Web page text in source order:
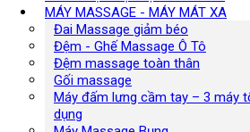
MÁY MASSAGE - MÁY MÁT XA
Đai Massage giảm béo
Đệm - Ghế Massage Ô Tô
Đệm massage toàn thân
Gối massage
Máy đấm lưng cầm tay – 3 máy
dụng